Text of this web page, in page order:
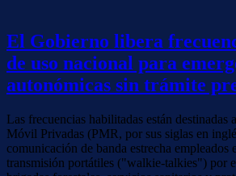
El Gobierno libera
de uso nacional para
autonómicas sin trámite
Las frecuencias habilitadas están destinadas
Móvil Privadas (PMR, por sus siglas en
comunicación de banda estrecha empleados
transmisión portátiles ("walkie-talkies") por